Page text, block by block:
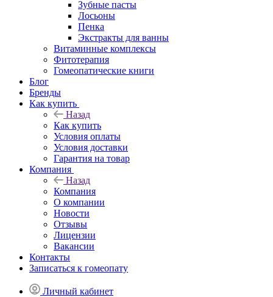
Зубные пасты
Лосьоны
Пенка
Экстракты для ванны
Витаминные комплексы
Фитотерапия
Гомеопатические книги
Блог
Бренды
Как купить
Назад
Как купить
Условия оплаты
Условия доставки
Гарантия на товар
Компания
Назад
Компания
О компании
Новости
Отзывы
Лицензии
Вакансии
Контакты
Записаться к гомеопату
Личный кабинет